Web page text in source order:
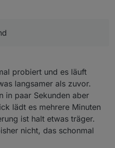
genau. Welcher Browser läuft
oder?
probiert und es läuft
langsamer als zuvor.
in paar Sekunden aber
lädt es mehrere Minuten
ist halt etwas träger.
nicht, das schonmal